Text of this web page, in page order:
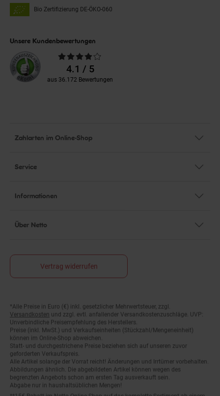
Bio Zertifizierung DE-ÖKO-060
Unsere Kundenbewertungen
Durchschnittliche
Bewertungen4.1 / 5
aus 36.172 Bewertungen
Zahlarten im Online-Shop
Service
Informationen
Über Netto
Vertrag widerrufen
Fußnoten
*Alle Preise in Euro (€) inkl. gesetzlicher Mehrwertsteuer, zzgl.
Versandkosten
und zzgl. evtl. anfallender Versandkostenzuschläge. UVP:
Unverbindliche Preisempfehlung des Herstellers.
Preise (inkl. MwSt.) und Verkaufseinheiten (Stückzahl/Mengeneinheit)
können im Online-Shop abweichen.
Statt- und durchgestrichene Preise beziehen sich auf unseren zuvor
geforderten Verkaufspreis.
Alle Artikel solange der Vorrat reicht! Änderungen und Irrtümer vorbehalten.
Abbildungen ähnlich. Die abgebildeten Artikel können wegen des
begrenzten Angebots schon am ersten Tag ausverkauft sein.
Abgabe nur in haushaltsüblichen Mengen!
**15€ Rabatt im Netto Online-Shop auf das komplette Sortiment ab einem